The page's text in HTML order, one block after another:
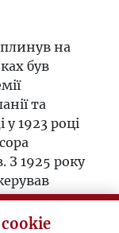
на
був
та
1923 році
З 1925 року
Був
мав